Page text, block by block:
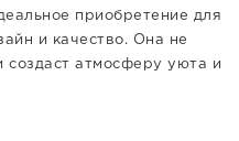
приобретение для
и качество. Она не
создаст атмосферу уюта и